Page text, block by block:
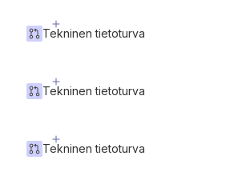
Tekninen tietoturva
Tekninen tietoturva
Tekninen tietoturva